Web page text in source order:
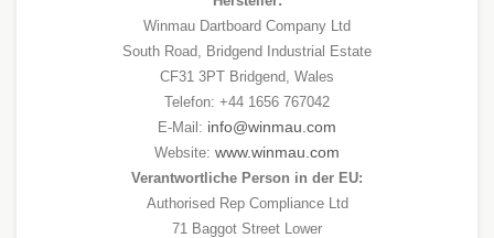
Winmau Dartboard Company Ltd
South Road, Bridgend Industrial Estate
CF31 3PT Bridgend, Wales
Telefon: +44 1656 767042
E-Mail: info@winmau.com
Website: www.winmau.com
Verantwortliche Person in der EU:
Authorised Rep Compliance Ltd
71 Baggot Street Lower